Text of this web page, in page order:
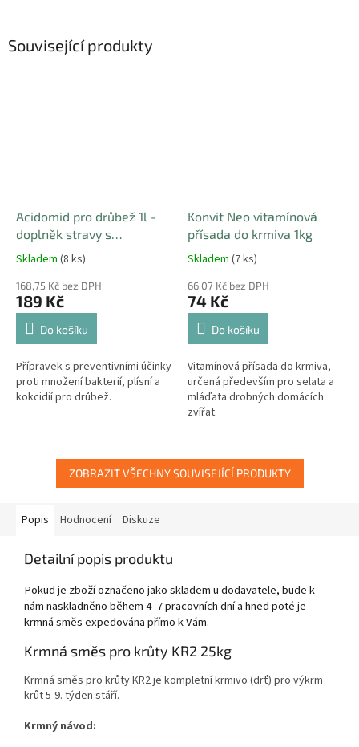
Související produkty
Acidomid pro drůbež 1l -
doplněk stravy s
preventivními účinky proti
množení bakterií, plísní a
kokcidií
Skladem (8 ks)
168,75 Kč bez DPH
189 Kč
Do košíku
Přípravek s preventivními účinky
proti množení bakterií, plísní a
kokcidií pro drůbež.
Konvit Neo vitamínová
přísada do krmiva 1kg
Skladem (7 ks)
66,07 Kč bez DPH
74 Kč
Do košíku
Vitamínová přísada do krmiva,
určená především pro selata a
mláďata drobných domácích
zvířat.
ZOBRAZIT VŠECHNY SOUVISEJÍCÍ PRODUKTY
Popis Hodnocení Diskuze
Detailní popis produktu
Pokud je zboží označeno jako skladem u dodavatele, bude k
nám naskladněno během 4–7 pracovních dní a hned poté je
krmná směs expedována přímo k Vám.
Krmná směs pro krůty KR2 25kg
Krmná směs pro krůty KR2 je kompletní krmivo (drť) pro výkrm
krůt 5-9. týden stáří.
Krmný návod: